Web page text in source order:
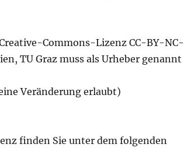
Commons-Lizenz CC-BY-NC-
TU Graz muss als Urheber genannt
Veränderung erlaubt)
finden Sie unter dem folgenden